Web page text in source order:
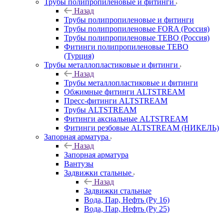
Назад
Трубы полипропиленовые и фитинги
Трубы полипропиленовые FORA (Россия)
Трубы полипропиленовые TEBO (Россия)
Фитинги полипропиленовые TEBO
(Турция)
Трубы металлопластиковые и фитинги
Назад
Трубы металлопластиковые и фитинги
Обжимные фитинги ALTSTREAM
Пресс-фитинги ALTSTREAM
Трубы ALTSTREAM
Фитинги аксиальные ALTSTREAM
Фитинги резбовые ALTSTREAM (НИКЕЛЬ)
Запорная арматура
Назад
Запорная арматура
Вантузы
Задвижки стальные
Назад
Задвижки стальные
Вода, Пар, Нефть (Ру 16)
Вода, Пар, Нефть (Ру 25)